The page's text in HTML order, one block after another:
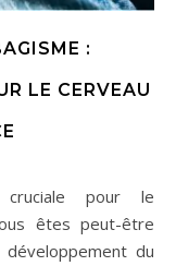
:
LE CERVEAU
êtes peut-être
du